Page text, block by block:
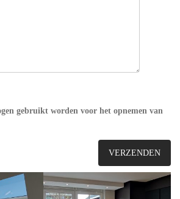
gebruikt worden voor het opnemen van